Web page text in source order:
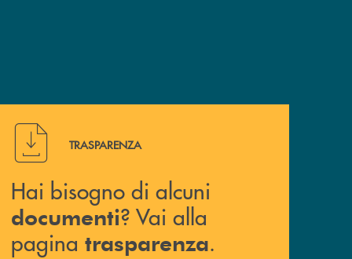
Hai bisogno di alcuni documenti ? Vai alla pagina
TRASPARENZA
Hai bisogno di alcuni
documenti? Vai alla
pagina trasparenza.